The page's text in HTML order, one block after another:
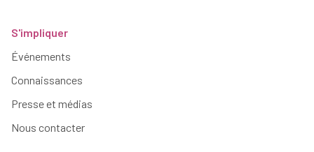
S'impliquer
Événements
Connaissances
Presse et médias
Nous contacter